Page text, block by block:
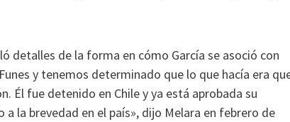
detalles de la forma en cómo García se asoció con
y tenemos determinado que lo que hacía era
Él fue detenido en Chile y ya está aprobada su
la brevedad en el país», dijo Melara en febrero de